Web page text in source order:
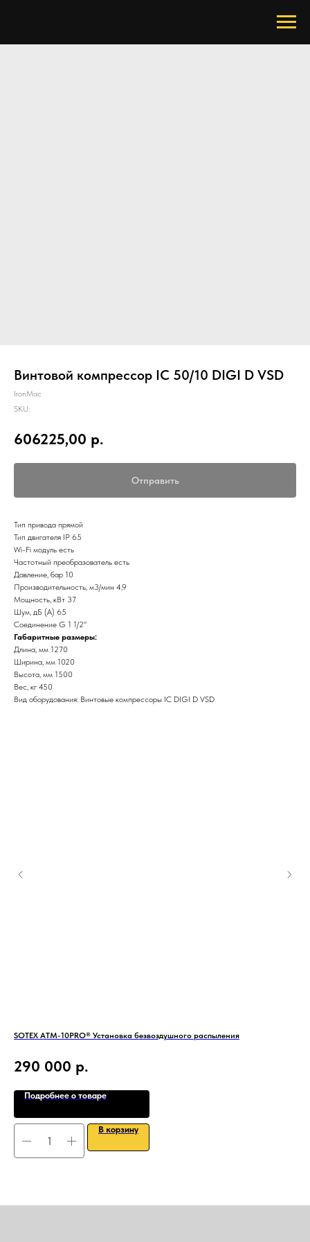
Винтовой компрессор IC 50/10 DIGI D VSD
IronMac
SKU:
606225,00 р.
Отправить
Тип привода прямой
Тип двигателя IP 65
Wi-Fi модуль есть
Частотный преобразователь есть
Давление, бар 10
Производительность, м3/мин 4,9
Мощность, кВт 37
Шум, дБ (А) 65
Соединение G 1 1/2"
Габаритные размеры:
Длина, мм 1270
Ширина, мм 1020
Высота, мм 1500
Вес, кг 450
Вид оборудования: Винтовые компрессоры IC DIGI D VSD
SOTEX ATM-10PRO® Установка безвоздушного распыления
290 000 р.
Подробнее о товаре
В корзину